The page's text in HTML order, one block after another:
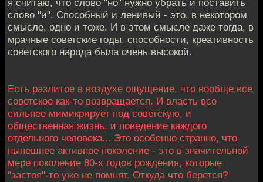
я считаю, что слово "но" нужно убрать и поставить
слово "и". Способный и ленивый - это, в некотором
смысле, одно и тоже. И в этом смысле даже тогда, в
мрачные советские годы, способности, креативность
советского народа была очень высокой.
Есть разлитое в воздухе ощущение, что вообще все
советское как-то возвращается. И власть все
сильнее мимикрирует под советскую, и
общественная жизнь, и поведение каждого
отдельного человека... Это особенно странно, что
нынешнее активное поколение - это в значительной
мере поколение 80-х годов рождения, которые
"застоя"-то уже не помнят. Откуда что берется?